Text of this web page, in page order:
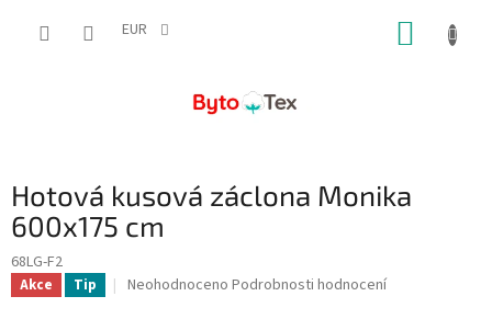
EUR
Hotová kusová záclona Monika
600x175 cm
68LG-F2
Akce Tip
Průměrné
Neohodnoceno Podrobnosti hodnocení